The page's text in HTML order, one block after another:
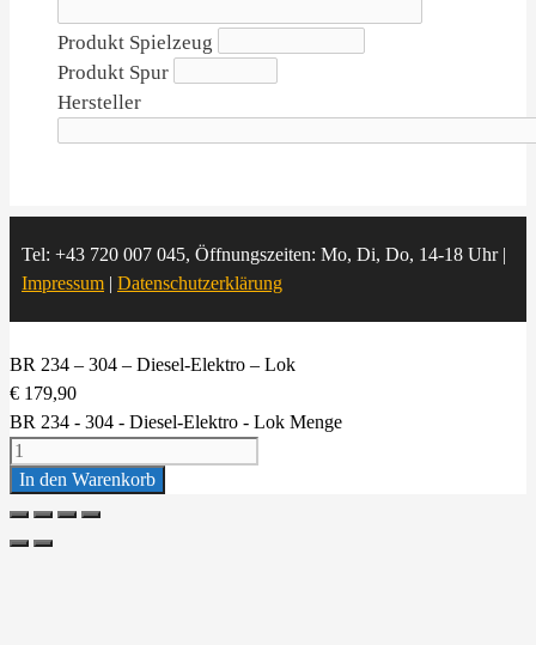
Produkt Spielzeug
Produkt Spur
Hersteller
Tel: +43 720 007 045, Öffnungszeiten: Mo, Di, Do, 14-18 Uhr |
Impressum | Datenschutzerklärung
BR 234 – 304 – Diesel-Elektro – Lok
€ 179,90
BR 234 - 304 - Diesel-Elektro - Lok Menge
In den Warenkorb